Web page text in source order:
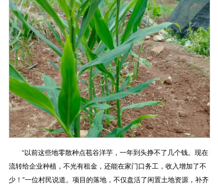
“以前这些地零散种点苞谷洋芋，一年到头挣不了几个钱。现在
流转给企业种植，不光有租金，还能在家门口务工，收入增加了不
少！”一位村民说道。项目的落地，不仅盘活了闲置土地资源，补齐